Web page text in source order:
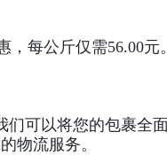
，每公斤仅需56.00元
可以将您的包裹全
物流服务。